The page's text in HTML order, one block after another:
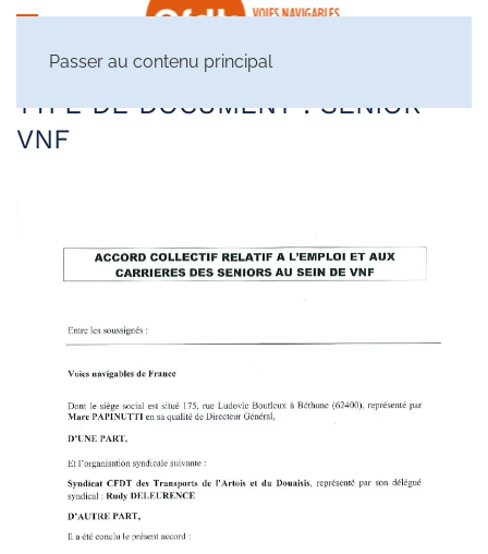
Passer au contenu principal
TYPE DE DOCUMENT :SENIOR
VNF